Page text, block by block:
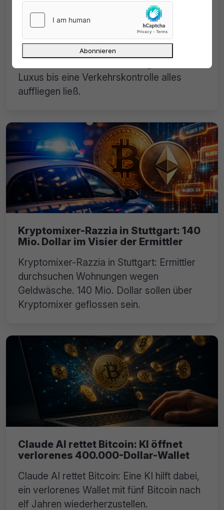
Krypto-Betrug: Lamborghini,
Privatjet, 13 Millionen Dollar – dann
kam die Verkehrskontrolle
Krypto-Betrug mit 13 Millionen US-Dollar
Luxus bis eine Verkehrskontrolle alles
auffliegen ließ.
Kryptomixer-Razzia in Stuttgart: 140
Mio. Dollar im Visier der Ermittler
Kryptomixer-Razzia in Stuttgart: Ermittler
durchsuchen Wohnungen wegen
Geldwäsche. 140 Mio. Dollar sollen über
Kryptomixer geflossen sein.
Claude AI rettet Bitcoin: KI öffnet
verlorenes 400.000-Dollar-Wallet
Claude AI rettet Bitcoin: Eine KI hilft dabei,
ein verlorenes Wallet mit fünf Bitcoin nach
elf Jahren wiederherzustellen.